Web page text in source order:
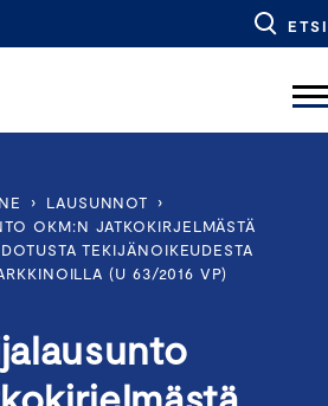
ETSI
› LAUSUNNOT
›
OKM:N JATKOKIRJELMÄSTÄ
TEKIJÄNOIKEUDESTA
(U 63/2016 VP)